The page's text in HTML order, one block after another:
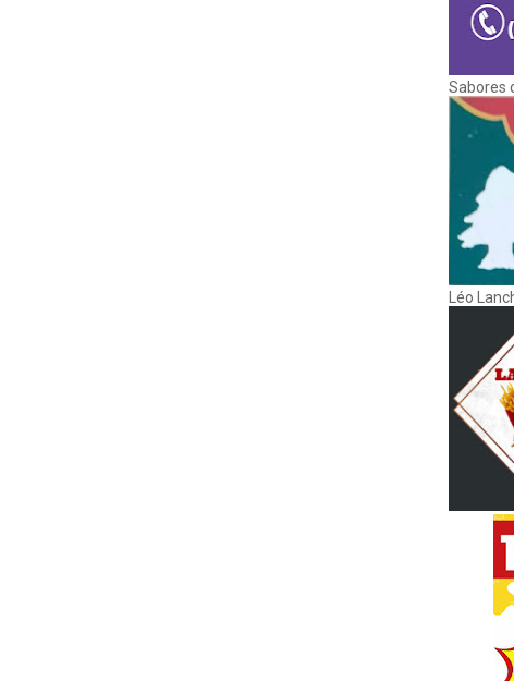
Sabores
Léo